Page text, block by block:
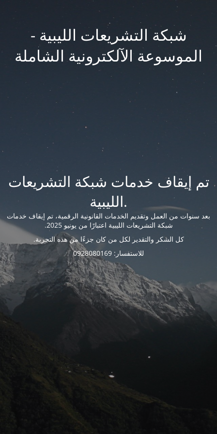
شبكة التشريعات الليبية -
الموسوعة الآلكترونية الشاملة
تم إيقاف خدمات شبكة التشريعات
الليبية.
بعد سنوات من العمل وتقديم الخدمات القانونية الرقمية، تم إيقاف خدمات
شبكة التشريعات الليبية اعتبارًا من يونيو 2025.
كل الشكر والتقدير لكل من كان جزءًا من هذه التجربة.
للاستفسار: 0928080169